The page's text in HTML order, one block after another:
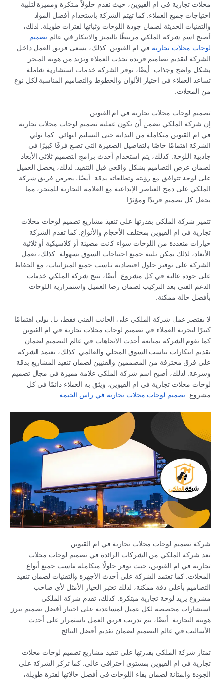
محلات تجارية في ام القيوين، حيث تقدم حلولاً مبتكرة ومميزة لتلبية
احتياجات جميع العملاء. كما تهتم الشركة باستخدام أفضل المواد
والتقنيات الحديثة لضمان جودة اللوحات وثباتها لفترات طويلة. لذلك،
أصبح اسم شركة الملكي مرتبطًا بالتميز والابتكار في عالمتصميم
لوحات محلات تجارية في ام القيوين. كذلك، يسعى فريق العمل داخل
الشركة لتقديم تصاميم فريدة تجذب العملاء وتزيد من هوية المتجر
بشكل واضح وجذاب. أيضًا، توفر الشركة خدمات استشارية شاملة
تساعد العملاء في اختيار الألوان والخطوط والتصاميم المناسبة لكل نوع
من المحلات.
تصميم لوحات محلات تجارية في ام القيوين
إن شركة الملكي تضمن أن تكون عملية تصميم لوحات محلات تجارية
في ام القيوين متكاملة من البداية حتى التسليم النهائي. كما تولي
الشركة اهتمامًا خاصًا بالتفاصيل الصغيرة التي تصنع فرقًا كبيرًا في
جاذبية اللوحة. كذلك، يتم استخدام أحدث برامج التصميم ثلاثي الأبعاد
لضمان عرض التصاميم بشكل واقعي قبل التنفيذ. لذلك، يحصل العميل
على لوحة تتوافق مع رؤيته وتطلعاته بدقة. أيضًا، يحرص فريق شركة
الملكي على دمج العناصر الإبداعية مع العلامة التجارية للمتجر، مما
يجعل كل تصميم فريدًا ومؤثرًا.
تتميز شركة الملكي بقدرتها على تنفيذ مشاريع تصميم لوحات محلات
تجارية في ام القيوين بمختلف الأحجام والأنواع. كما تقدم الشركة
خيارات متعددة من اللوحات سواء كانت مضيئة أو كلاسيكية أو ثلاثية
الأبعاد، لذلك يمكن تلبية جميع احتياجات السوق بسهولة. كذلك، تعمل
الشركة على توفير حلول اقتصادية تناسب جميع الميزانيات، مع الحفاظ
على جودة عالية في كل مشروع. أيضًا، تتيح شركة الملكي خدمات
الدعم الفني بعد التركيب لضمان رضا العميل واستمرارية اللوحات
بأفضل حالة ممكنة.
لا يقتصر عمل شركة الملكي على الجانب الفني فقط، بل يولي اهتمامًا
كبيرًا لتجربة العملاء في تصميم لوحات محلات تجارية في ام القيوين.
كما تقوم الشركة بمتابعة أحدث الاتجاهات في عالم التصميم لضمان
تقديم ابتكارات تناسب السوق المحلي والعالمي. كذلك، تعتمد الشركة
على فرق محترفة من المصممين والفنيين لضمان تنفيذ المشاريع بدقة
وسرعة. لذلك، أصبح اسم شركة الملكي علامة مميزة في مجال تصميم
لوحات محلات تجارية في ام القيوين، ويثق به العملاء دائمًا في كل
مشروع.تصميم لوحات محلات تجارية في راس الخيمة
شركة تصميم لوحات محلات تجارية في ام القيوين
تعد شركة الملكي من الشركات الرائدة في تصميم لوحات محلات
تجارية في ام القيوين، حيث توفر حلولًا متكاملة تناسب جميع أنواع
المحلات. كما تعتمد الشركة على أحدث الأجهزة والتقنيات لضمان تنفيذ
التصاميم بأعلى دقة ممكنة، لذلك تعتبر الخيار الأمثل لأي صاحب
مشروع يريد لوحة تجارية مبتكرة. كذلك، تقدم شركة الملكي
استشارات مخصصة لكل عميل لمساعدته على اختيار أفضل تصميم يبرز
هويته التجارية. أيضًا، يتم تدريب فريق العمل باستمرار على أحدث
الأساليب في عالم التصميم لضمان تقديم أفضل النتائج.
تمتاز شركة الملكي بقدرتها على تنفيذ مشاريع تصميم لوحات محلات
تجارية في ام القيوين بمستوى احترافي عالي. كما تركز الشركة على
الجودة والمتانة لضمان بقاء اللوحات في أفضل حالاتها لفترة طويلة،